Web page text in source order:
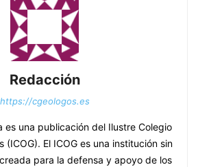
Redacción
https://cgeologos.es
es una publicación del Ilustre Colegio
(ICOG). El ICOG es una institución sin
para la defensa y apoyo de los